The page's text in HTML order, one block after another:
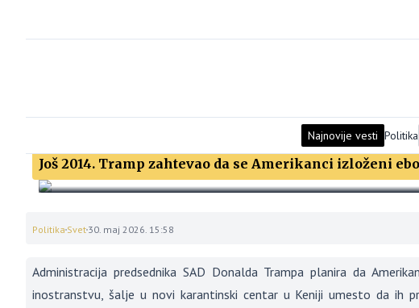
Najnovije vesti Politika
Još 2014. Tramp zahtevao da se Amerikanci izloženi
Politika Svet 30. maj 2026. 15:58
Administracija predsednika SAD Donalda Trampa planira da
inostranstvu, šalje u novi karantinski centar u Keniji umesto da ih